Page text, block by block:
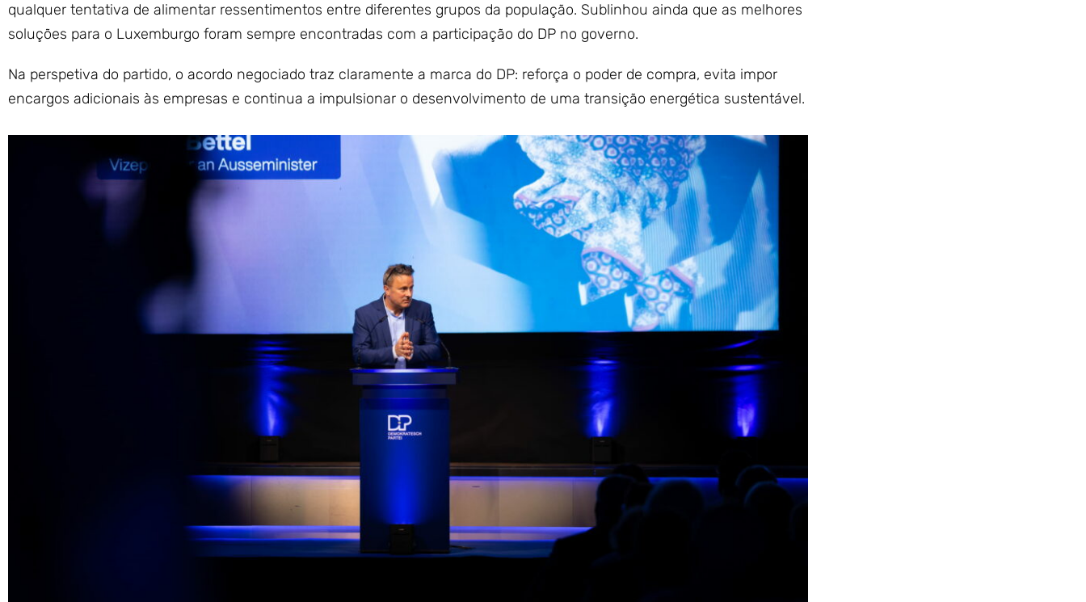
qualquer tentativa de alimentar ressentimentos entre diferentes grupos da população. Sublinhou ainda que as melhores
soluções para o Luxemburgo foram sempre encontradas com a participação do DP no governo.
Na perspetiva do partido, o acordo negociado traz claramente a marca do DP: reforça o poder de compra, evita impor
encargos adicionais às empresas e continua a impulsionar o desenvolvimento de uma transição energética sustentável.